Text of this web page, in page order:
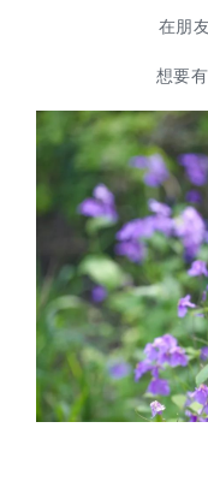
在朋
想要